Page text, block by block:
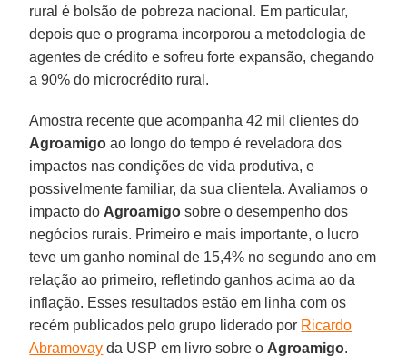
rural é bolsão de pobreza nacional. Em particular,
depois que o programa incorporou a metodologia de
agentes de crédito e sofreu forte expansão, chegando
a 90% do microcrédito rural.
Amostra recente que acompanha 42 mil clientes do
Agroamigoao longo do tempo é reveladora dos
impactos nas condições de vida produtiva, e
possivelmente familiar, da sua clientela. Avaliamos o
impacto do Agroamigosobre o desempenho dos
negócios rurais. Primeiro e mais importante, o lucro
teve um ganho nominal de 15,4% no segundo ano em
relação ao primeiro, refletindo ganhos acima ao da
inflação. Esses resultados estão em linha com os
recém publicados pelo grupo liderado por Ricardo
Abramovay da USP em livro sobre o Agroamigo.